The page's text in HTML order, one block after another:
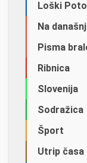
Loški
Na
Pisma
Ribnica
Slovenija
Sodražica
Šport
Utrip časa